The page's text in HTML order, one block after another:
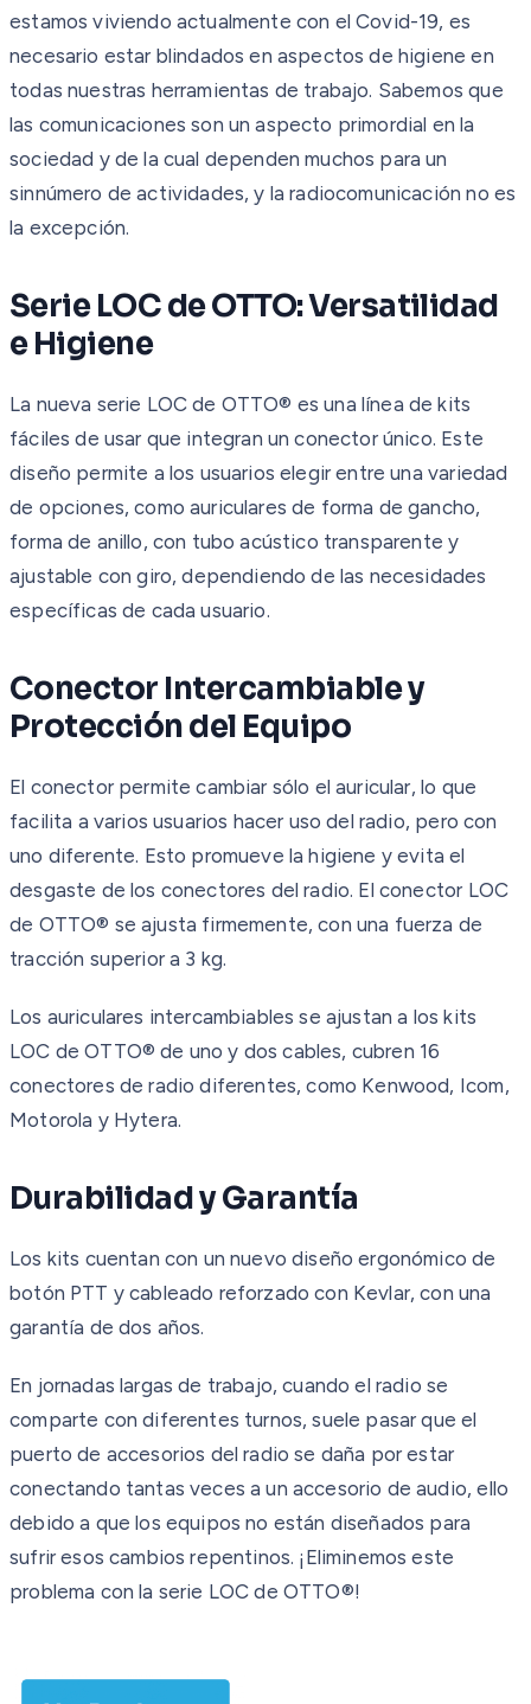
estamos viviendo actualmente con el Covid-19, es
necesario estar blindados en aspectos de higiene en
todas nuestras herramientas de trabajo. Sabemos que
las comunicaciones son un aspecto primordial en la
sociedad y de la cual dependen muchos para un
sinnúmero de actividades, y la radiocomunicación no es
la excepción.
Serie LOC de OTTO: Versatilidad
e Higiene
La nueva serie LOC de OTTO® es una línea de kits
fáciles de usar que integran un conector único. Este
diseño permite a los usuarios elegir entre una variedad
de opciones, como auriculares de forma de gancho,
forma de anillo, con tubo acústico transparente y
ajustable con giro, dependiendo de las necesidades
específicas de cada usuario.
Conector Intercambiable y
Protección del Equipo
El conector permite cambiar sólo el auricular, lo que
facilita a varios usuarios hacer uso del radio, pero con
uno diferente. Esto promueve la higiene y evita el
desgaste de los conectores del radio. El conector LOC
de OTTO® se ajusta firmemente, con una fuerza de
tracción superior a 3 kg.
Los auriculares intercambiables se ajustan a los kits
LOC de OTTO® de uno y dos cables, cubren 16
conectores de radio diferentes, como Kenwood, Icom,
Motorola y Hytera.
Durabilidad y Garantía
Los kits cuentan con un nuevo diseño ergonómico de
botón PTT y cableado reforzado con Kevlar, con una
garantía de dos años.
En jornadas largas de trabajo, cuando el radio se
comparte con diferentes turnos, suele pasar que el
puerto de accesorios del radio se daña por estar
conectando tantas veces a un accesorio de audio, ello
debido a que los equipos no están diseñados para
sufrir esos cambios repentinos. ¡Eliminemos este
problema con la serie LOC de OTTO®!